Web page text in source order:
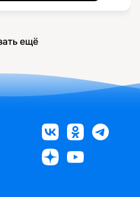
ещё